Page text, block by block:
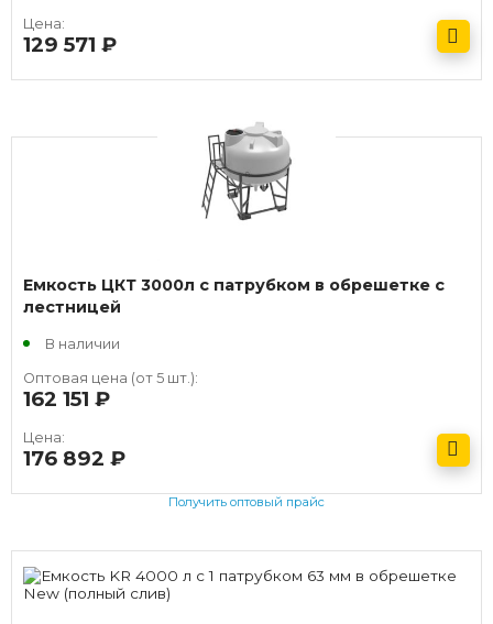
Цена:
129 571
Емкость ЦКТ 3000л с патрубком в обрешетке с
лестницей
В наличии
Оптовая цена (от 5 шт.):
162 151
Цена:
176 892
Получить оптовый прайс